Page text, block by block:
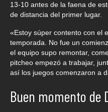
13-10 antes de la faena de
de distancia del primer lugar.
«Estoy súper contento con el
temporada. No fue un
el equipo supo remontar,
pitcheo empezó a trabajar,
así los juegos comenzaron a
Buen momento de